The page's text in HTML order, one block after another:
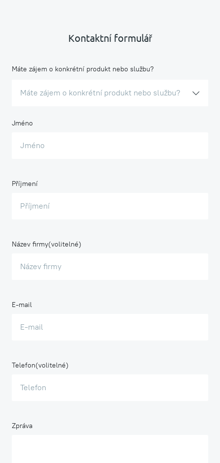
Kontaktní formulář
Máte zájem o konkrétní produkt nebo službu?
Máte zájem o konkrétní produkt nebo službu?
Jméno
Příjmení
Název firmy
E-mail
Telefon
Zpráva